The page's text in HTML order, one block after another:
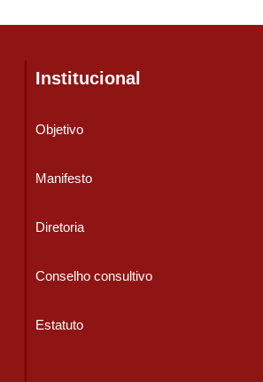
Institucional
Objetivo
Manifesto
Diretoria
Conselho consultivo
Estatuto